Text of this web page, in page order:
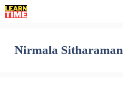
Skip
to
Nirmala Sitharaman